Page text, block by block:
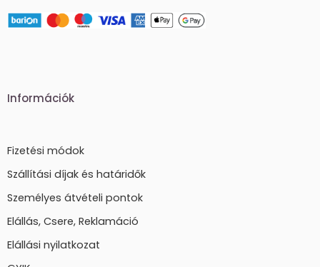
Információk
Fizetési módok
Szállítási díjak és határidők
Személyes átvételi pontok
Elállás, Csere, Reklamáció
Elállási nyilatkozat